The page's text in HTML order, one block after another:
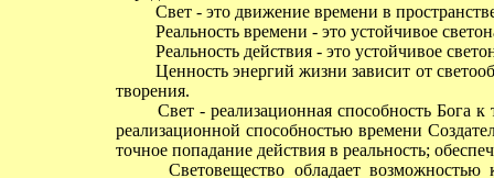
Свет - это движение времени в
Реальность времени - это устойчивое
Реальность действия - это устойчивое
Ценность энергий жизни зависит от
творения.
Свет - реализационная способность Бога к
реализационной способностью времени
точное попадание действия в реальность;
Световещество обладает возможностью